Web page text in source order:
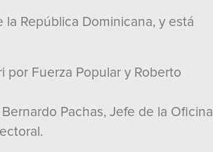
República Dominicana, y está
Fuerza Popular y Roberto
Pachas, Jefe de la Oficina